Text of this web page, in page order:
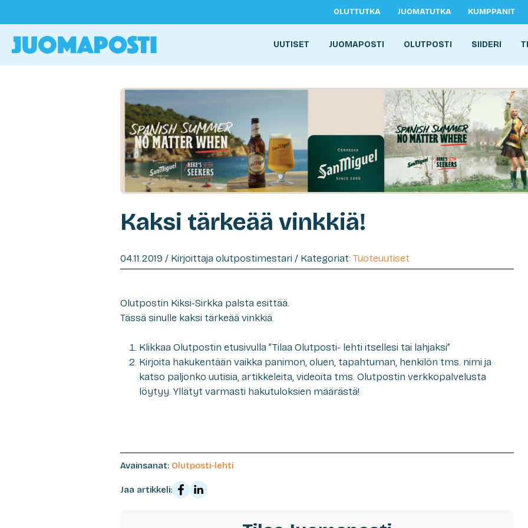
OLUTTUTKA JUOMATUTKA KUMPPANIT
UUTISET JUOMAPOSTI OLUTPOSTI SIIDERI
Kaksi tärkeää vinkkiä!
04.11.2019 / Kirjoittaja olutpostimestari / Kategoriat: Tuoteuutiset
Olutpostin Kiksi-Sirkka palsta esittää.
Tässä sinulle kaksi tärkeää vinkkiä.
Klikkaa Olutpostin etusivulla ”Tilaa Olutposti- lehti itsellesi tai lahjaksi”
Kirjoita hakukentään vaikka panimon, oluen, tapahtuman, henkilön tms. nimi ja
katso paljonko uutisia, artikkeleita, videoita tms. Olutpostin verkkopalvelusta
löytyy. Yllätyt varmasti hakutuloksien määrästä!
Avainsanat: Olutposti-lehti
Jaa artikkeli: